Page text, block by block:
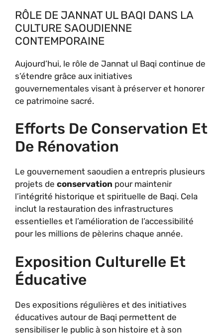
RÔLE DE JANNAT UL BAQI DANS LA
CULTURE SAOUDIENNE
CONTEMPORAINE
Aujourd’hui, le rôle de Jannat ul Baqi continue de
s’étendre grâce aux initiatives
gouvernementales visant à préserver et honorer
ce patrimoine sacré.
Efforts De Conservation Et
De Rénovation
Le gouvernement saoudien a entrepris plusieurs
projets de conservation pour maintenir
l’intégrité historique et spirituelle de Baqi. Cela
inclut la restauration des infrastructures
essentielles et l’amélioration de l’accessibilité
pour les millions de pèlerins chaque année.
Exposition Culturelle Et
Éducative
Des expositions régulières et des initiatives
éducatives autour de Baqi permettent de
sensibiliser le public à son histoire et à son